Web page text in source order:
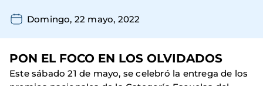
Domingo, 22 mayo, 2022
PON EL FOCO EN LOS OLVIDADOS
Este sábado 21 de mayo, se celebró la entrega de los